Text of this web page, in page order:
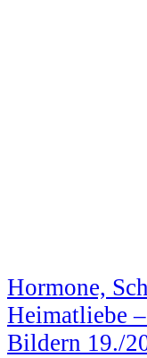
Hormone,
Heimatliebe
Bildern 19./